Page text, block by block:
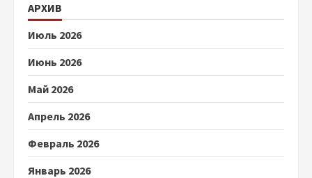
АРХИВ
Июль 2026
Июнь 2026
Май 2026
Апрель 2026
Февраль 2026
Январь 2026